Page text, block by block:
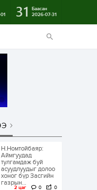
31
Баасан
2026-07-31
Н.Номтойбаяр:
Аймгуудад
тулгамдаж буй
асуудлуудыг долоо
хоног бүр Засгийн
газрын...
2 цаг 0 0